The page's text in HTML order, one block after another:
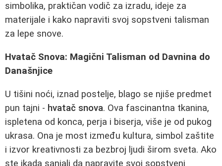
simbolika, praktičan vodič za izradu, ideje za
materijale i kako napraviti svoj sopstveni talisman
za lepe snove.
Hvatač Snova: Magični Talisman od Davnina do
Današnjice
U tišini noći, iznad postelje, blago se njiše predmet
pun tajni - hvatač snova. Ova fascinantna tkanina,
ispletena od konca, perja i biserja, više je od pukog
ukrasa. Ona je most između kultura, simbol zaštite
i izvor kreativnosti za bezbroj ljudi širom sveta. Ako
ste ikada sanjali da napravite svoj sopstveni